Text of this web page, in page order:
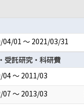
04/01 ～ 2021/03/31
受託研究・科研費
04 ～ 2011/03
07 ～ 2013/03